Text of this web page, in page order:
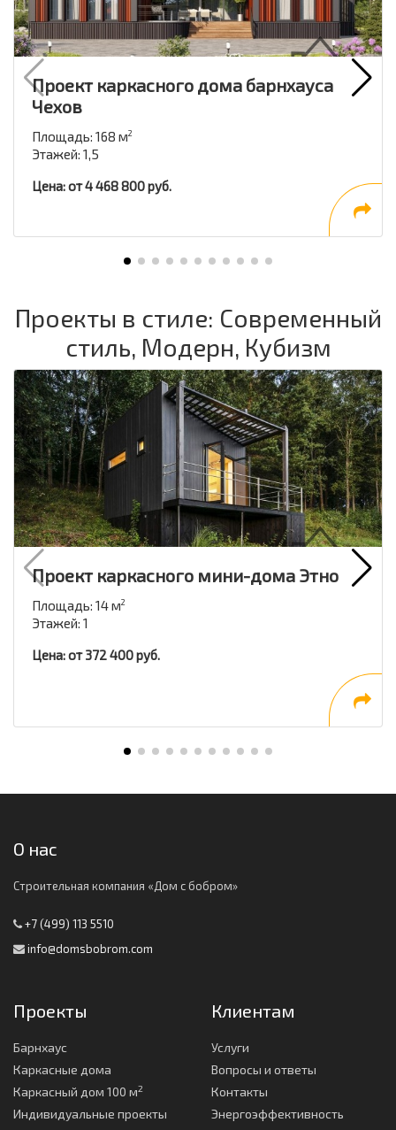
Проект каркасного дома барнхауса
Чехов
Площадь: 168 м2
Этажей: 1,5
Цена: от 4 468 800 руб.
Проекты в стиле: Современный
стиль, Модерн, Кубизм
Проект каркасного мини-дома Этно
Площадь: 14 м2
Этажей: 1
Цена: от 372 400 руб.
О нас
Строительная компания «Дом с бобром»
+7 (499) 113 5510
info@domsbobrom.com
Проекты
Барнхаус
Каркасные дома
Каркасный дом 100 м2
Индивидуальные проекты
Клиентам
Услуги
Вопросы и ответы
Контакты
Энергоэффективность